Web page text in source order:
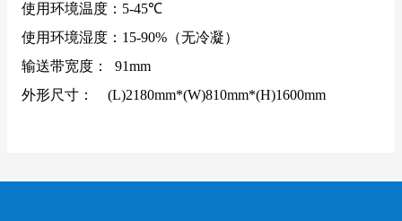
使用环境温度： 5-45℃
使用环境湿度： 15-90%（无冷凝）
输送带宽度：
91mm
外形尺寸：
(L)2180mm*(W)810mm*(H)1600mm